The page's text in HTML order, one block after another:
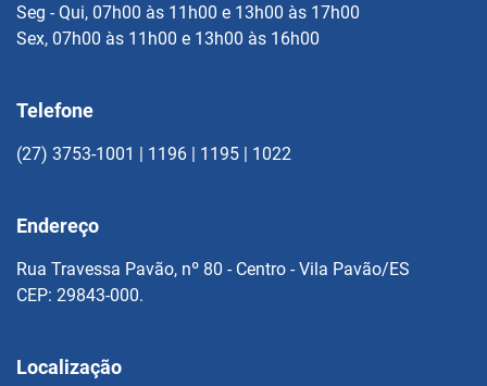
Seg - Qui, 07h00 às 11h00 e 13h00 às 17h00
Sex, 07h00 às 11h00 e 13h00 às 16h00
Telefone
(27) 3753-1001 | 1196 | 1195 | 1022
Endereço
Rua Travessa Pavão, nº 80 - Centro - Vila Pavão/ES
CEP: 29843-000.
Localização